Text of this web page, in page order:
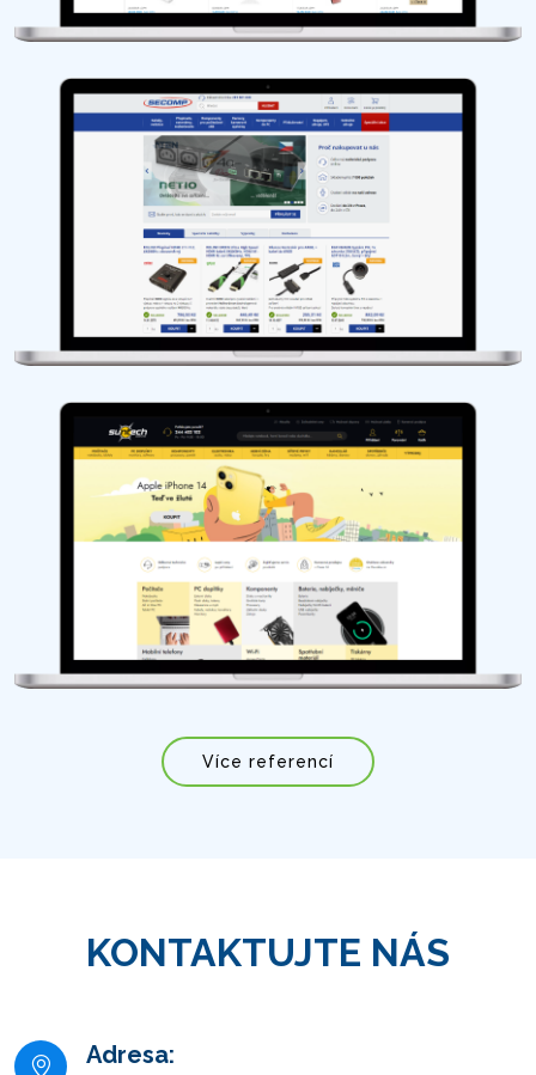
Více referencí
KONTAKTUJTE NÁS
Adresa: